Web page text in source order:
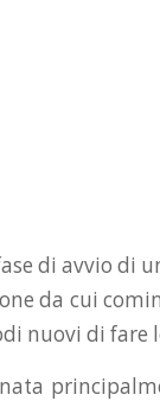
di avvio di
da cui
nuovi di fare